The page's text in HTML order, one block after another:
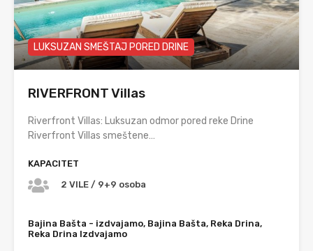
LUKSUZAN SMEŠTAJ PORED DRINE
RIVERFRONT Villas
Riverfront Villas: Luksuzan odmor pored reke Drine
Riverfront Villas smeštene…
KAPACITET
2 VILE / 9+9 osoba
Bajina Bašta - izdvajamo, Bajina Bašta, Reka Drina,
Reka Drina Izdvajamo